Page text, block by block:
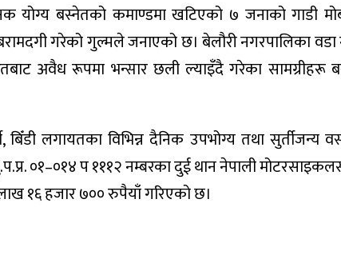
योग्य बस्नेतको कमाण्डमा खटिएको ७ जनाको गाडी
गरेको गुल्मले जनाएको छ। बेलौरी नगरपालिका वडा
अवैध रूपमा भन्सार छली ल्याइँदै गरेका सामग्रीहरू
लगायतका विभिन्न दैनिक उपभोग्य तथा सुर्तीजन्य
०१–०१४ प १११२ नम्बरका दुई थान नेपाली
१६ हजार ७०० रुपैयाँ गरिएको छ।